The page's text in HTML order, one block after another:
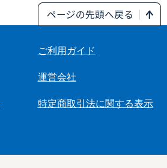
ご利用ガイド
運営会社
特定商取引法に関する表示